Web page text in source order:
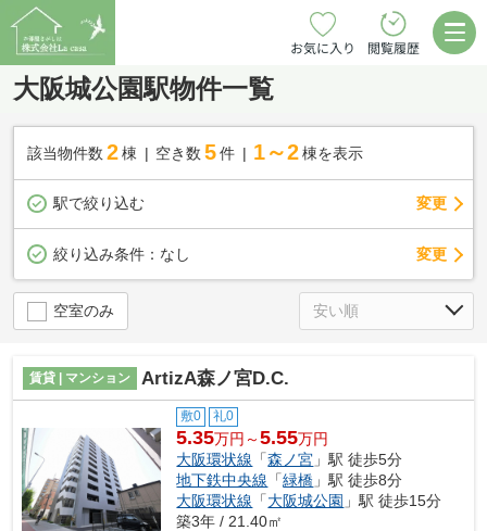
お気に入り 閲覧履歴
大阪城公園駅物件一覧
該当物件数 2棟 空き数 5 件 1～2 棟を表示
駅で絞り込む 変更
絞り込み条件： なし 変更
空室のみ
賃貸 | マンション ArtizA森ノ宮D.C.
敷0 礼0
5.35万円～5.55万円
大阪環状線 「森ノ宮 」駅 徒歩5分
地下鉄中央線 「緑橋 」駅 徒歩8分
大阪環状線 「大阪城公園 」駅 徒歩15分
築3年 / 21.40㎡